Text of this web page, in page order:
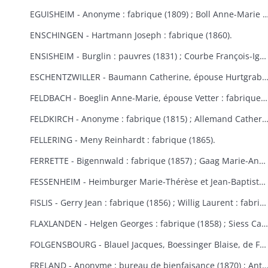
EGUISHEIM - Anonyme : fabrique (1809) ; Boll Anne-Marie : bureau de bienfaisance (1829) ; Brucker François Joseph : fabrique (1846) ; Burglin François Xavier : fabrique (1831) ; Hertzog, de Logelbach, Wehrlé Antoine : hospice (1863) ; Ludwig Jean : fabrique (1829) ; Meyer Véronique : fabrique (1809) ; Raffat Ignace : bureau de bienfaisance (fondation Boll, 1862) ; Schultz Anne-Marie : fabrique (1823) ; Strub Elisabeth : fabrique (1824).
ENSCHINGEN - Hartmann Joseph : fabrique (1860).
ENSISHEIM - Burglin : pauvres (1831) ; Courbe François-Ignace : pauvres (1834) ; Goeb Thérèse : fabrique (1870) ; Hobig Joseph, Roth Catherine : fabrique (1832) ; Kaistling Françoise : fabrique (1820) ; Krafft Charles : fabrique (1861) ; Mordilliat Marguerite : fabrique (1835) ; Mutz Anne-Marie : fabrique et pauvres (1833) ; Rumbach Catherine, épouse Schmitt : fabrique (1836) ; Zeller Thérèse : bureau de bienfaisance (1848).
ESCHENTZWILLER - Baumann Catherine, épouse Hurtgraber : fabrique (1849) ; Butsch Henri, Sibus Françoise : fabrique (1855) ; Ernst Jean-Baptiste : fabrique (1853) ; Jeltsch Pancrace : bureau de bienfaisance (1865) ; Rieter Jean-Baptiste : pauvres (1842) ; Wolff Agathe, épouse Reng : fabrique (1840).
FELDBACH - Boeglin Anne-Marie, épouse Vetter : fabrique et pauvres (1850-1853).
FELDKIRCH - Anonyme : fabrique (1815) ; Allemand Catherine : fabrique (1840) ; Friess Marie-Anne : fabrique de Bollwiller et Feldkirch (1825) (voir aussi Bollwiller) ; Geiller Apolline, épouse Riber : fabrique (1847) ; Neff Etienne, Michel Madeleine, épouse Martin, de Bollwiller : fabrique (1834) ; Pfulb François-Joseph : fabriques de Feldkirch et Bollwiller (1819) ; Pfulb Rémi, de Bollwiller : fabrique (1835-1846) ; épouse Pfulb Richard, Mayer Catherine, épouse Zagula, Strieh Elisabeth, épouse Fries : fabrique (1838) ; Strub Rémi, père, Durwell Jean-Adam : fabrique (1834) ; Willemann Marie-Anne, épouse Riber : fabrique (1839).
FELLERING - Meny Reinhardt : fabrique (1865).
FERRETTE - Bigennwald : fabrique (1857) ; Gaag Marie-Anne : bureau de bienfaisance et fabrique de Traubach-le-Haut (1869-1870) ; Gerbaulet Guillaume : bureau de bienfaisance et commune (1845-1858) ; Koechlin André : bureau de bienfaisance (1847) ; Schirmer, de Colmar : bureau de bienfaisance (1847).
FESSENHEIM - Heimburger Marie-Thérèse et Jean-Baptiste : fabrique (1862-1868) ; Schönauer Jacques : fabrique (1845).
FISLIS - Gerry Jean : fabrique (1856) ; Willig Laurent : fabrique (1853).
FLAXLANDEN - Helgen Georges : fabrique (1858) ; Siess Catherine, épouse Meyer : fabrique (1846) ; Steib Catherine, épouse Helgen : fabrique (1854) ; Steib Elisabeth, épouse Sies : fabrique (1851).
FOLGENSBOURG - Blauel Jacques, Boessinger Blaise, de Folgensbourg, Linder Anne-Marie, épouse Duringer, Moser, de Hagenthal-le-Haut, Runser Jacques, Runser Simon, héritiers Studer Philippe, Thannberger de Blotzheim : fabrique (1834-1839) ; Wicky Marie-Anne : commune (1865).
FRELAND - Anonyme : bureau de bienfaisance (1870) ; Antoine Jean-Nicolas : bureau de bienfaisance (1862) ; Bertrand Catherine : commune, fabrique et école (1823) ; Bertrand Marie-Catherine : fabrique (1853) ; Herqué Antoine : bureau de bienfaisance (1856).